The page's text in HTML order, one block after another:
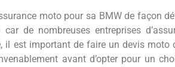
moto pour sa BMW de façon
de nombreuses entreprises
il est important de faire un devis moto
avant d’opter pour un